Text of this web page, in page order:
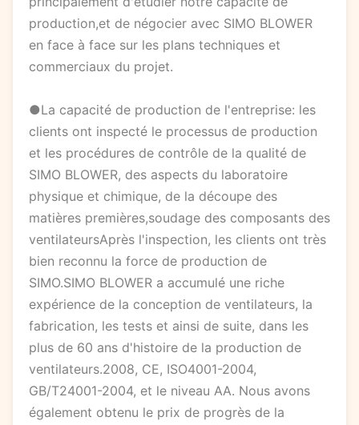
production,et de négocier avec SIMO BLOWER
en face à face sur les plans techniques et
commerciaux du projet.
●La capacité de production de l'entreprise: les
clients ont inspecté le processus de production
et les procédures de contrôle de la qualité de
SIMO BLOWER, des aspects du laboratoire
physique et chimique, de la découpe des
matières premières,soudage des composants des
ventilateursAprès l'inspection, les clients ont très
bien reconnu la force de production de
SIMO.SIMO BLOWER a accumulé une riche
expérience de la conception de ventilateurs, la
fabrication, les tests et ainsi de suite, dans les
plus de 60 ans d'histoire de la production de
ventilateurs.2008, CE, ISO4001-2004,
GB/T24001-2004, et le niveau AA. Nous avons
également obtenu le prix de progrès de la